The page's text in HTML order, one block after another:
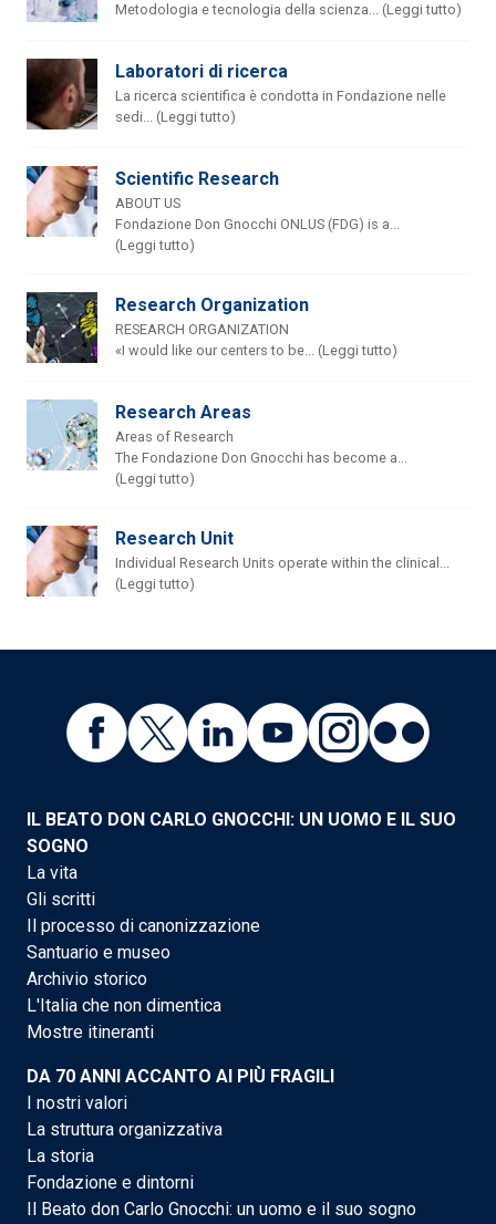
Metodologia e tecnologia della scienza... (Leggi tutto)
Laboratori di ricerca
La ricerca scientifica è condotta in Fondazione nelle
sedi... (Leggi tutto)
Scientific Research
ABOUT US
Fondazione Don Gnocchi ONLUS (FDG) is a...
(Leggi tutto)
Research Organization
RESEARCH ORGANIZATION
«I would like our centers to be... (Leggi tutto)
Research Areas
Areas of Research
The Fondazione Don Gnocchi has become a...
(Leggi tutto)
Research Unit
Individual Research Units operate within the clinical...
(Leggi tutto)
IL BEATO DON CARLO GNOCCHI: UN UOMO E IL SUO
SOGNO
La vita
Gli scritti
Il processo di canonizzazione
Santuario e museo
Archivio storico
L'Italia che non dimentica
Mostre itineranti
DA 70 ANNI ACCANTO AI PIÙ FRAGILI
I nostri valori
La struttura organizzativa
La storia
Fondazione e dintorni
Il Beato don Carlo Gnocchi: un uomo e il suo sogno